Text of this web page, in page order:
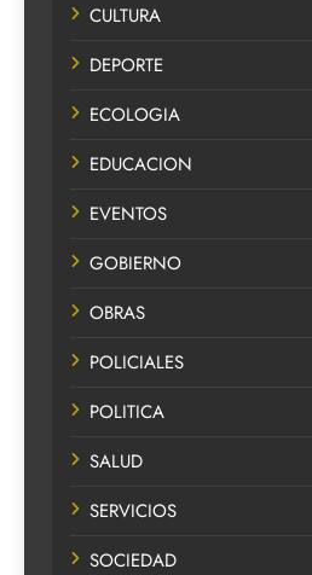
CULTURA
DEPORTE
ECOLOGIA
EDUCACION
EVENTOS
GOBIERNO
OBRAS
POLICIALES
POLITICA
SALUD
SERVICIOS
SOCIEDAD